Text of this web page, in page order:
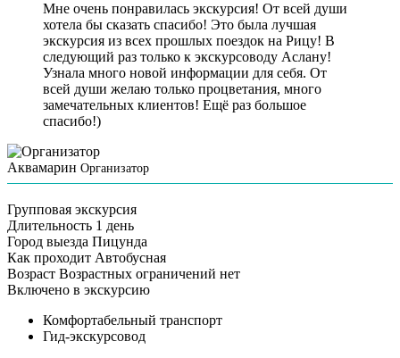
Мне очень понравилась экскурсия! От всей души
хотела бы сказать спасибо! Это была лучшая
экскурсия из всех прошлых поездок на Рицу! В
следующий раз только к экскурсоводу Аслану!
Узнала много новой информации для себя. От
всей души желаю только процветания, много
замечательных клиентов! Ещё раз большое
спасибо!)
Аквамарин Организатор
Групповая экскурсия
Длительность 1 день
Город выезда Пицунда
Как проходит Автобусная
Возраст Возрастных ограничений нет
Включено в экскурсию
Комфортабельный транспорт
Гид-экскурсовод